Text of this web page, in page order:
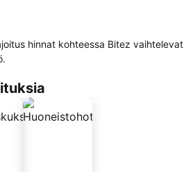
hinnat kohteessa Bitez vaihtelevat